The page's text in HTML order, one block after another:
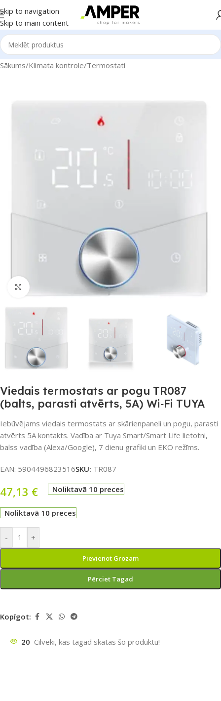
Skip to navigation
Skip to main content
Sākums/Klimata kontrole/Termostati
Noklikšķiniet, lai palielinātu
Viedais termostats ar pogu TR087
(balts, parasti atvērts, 5A) Wi‑Fi TUYA
Iebūvējams viedais termostats ar skārienpaneli un pogu, parasti
atvērts 5A kontakts. Vadība ar Tuya Smart/Smart Life lietotni,
balss vadība (Alexa/Google), 7 dienu grafiki un EKO režīms.
EAN: 5904496823516SKU: TR087
47,13 € Noliktavā 10 preces
Noliktavā 10 preces
- +
Pievienot Grozam
Pērciet Tagad
Kopīgot:
20 Cilvēki, kas tagad skatās šo produktu!